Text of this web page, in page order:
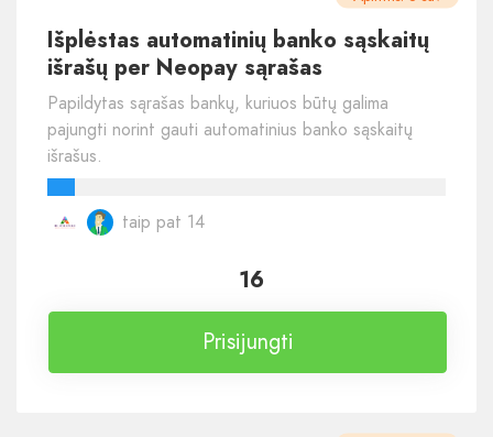
16
Prisijungti
Išplėstas automatinių banko sąskaitų
išrašų per Neopay sąrašas
Papildytas sąrašas bankų, kuriuos būtų galima
pajungti norint gauti automatinius banko sąskaitų
išrašus.
taip pat 14